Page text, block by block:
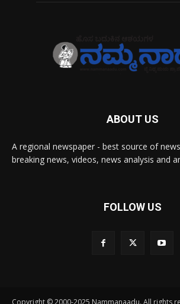
ABOUT US
A regional newspaper - best source of
breaking news, videos, news analysis and
FOLLOW US
Copyright © 2000-2025 Nammanaadu. All rights